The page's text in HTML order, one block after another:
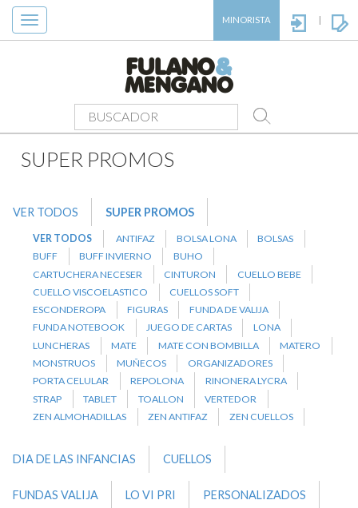
Toggle
navigation
MINORISTA
SUPER PROMOS >
SUPER PROMOS
VER TODOS SUPER PROMOS
VER TODOS ANTIFAZ BOLSA LONA
BOLSAS
BUFF
BUFF INVIERNO
BUHO
CARTUCHERA NECESER
CINTURON
CUELLO BEBE
CUELLO VISCOELASTICO
CUELLOS SOFT
ESCONDEROPA
FIGURAS
FUNDA DE VALIJA
FUNDA NOTEBOOK
JUEGO DE CARTAS
LONA
LUNCHERAS
MATE MATE CON BOMBILLA
MATERO
MONSTRUOS
MUÑECOS
ORGANIZADORES
PORTA CELULAR
REPOLONA
RINONERA LYCRA
STRAP
TABLET TOALLON
VERTEDOR
ZEN ALMOHADILLAS
ZEN ANTIFAZ ZEN CUELLOS
DIA DE LAS INFANCIAS CUELLOS
FUNDAS VALIJA LO VI PRI PERSONALIZADOS